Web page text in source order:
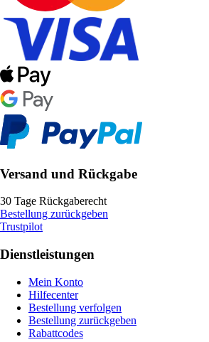
Versand und Rückgabe
30 Tage Rückgaberecht
Bestellung zurückgeben
Trustpilot
Dienstleistungen
Mein Konto
Hilfecenter
Bestellung verfolgen
Bestellung zurückgeben
Rabattcodes